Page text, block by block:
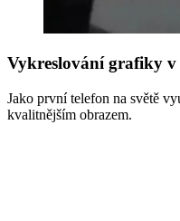
Vykreslování grafiky v
Jako první telefon na světě
kvalitnějším obrazem.